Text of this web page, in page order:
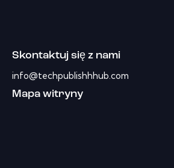
Skontaktuj się z nami
info@techpublishhhub.com
Mapa witryny